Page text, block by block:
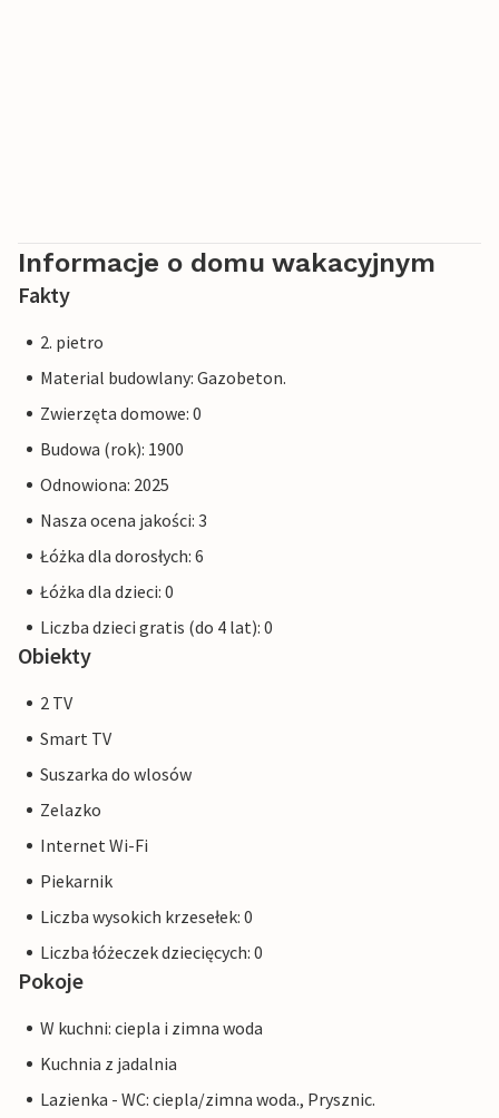
Informacje o domu wakacyjnym
Fakty
2. pietro
Material budowlany: Gazobeton.
Zwierzęta domowe: 0
Budowa (rok): 1900
Odnowiona: 2025
Nasza ocena jakości: 3
Łóżka dla dorosłych: 6
Łóżka dla dzieci: 0
Liczba dzieci gratis (do 4 lat): 0
Obiekty
2 TV
Smart TV
Suszarka do wlosów
Zelazko
Internet Wi-Fi
Piekarnik
Liczba wysokich krzesełek: 0
Liczba łóżeczek dziecięcych: 0
Pokoje
W kuchni: ciepla i zimna woda
Kuchnia z jadalnia
Lazienka - WC: ciepla/zimna woda., Prysznic.